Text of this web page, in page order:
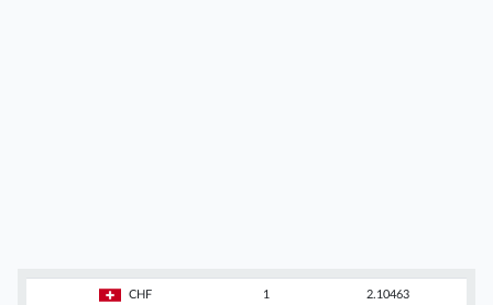
CHF 1 2.10463